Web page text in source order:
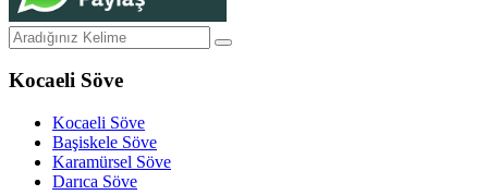
Kocaeli Söve
Kocaeli Söve
Başiskele Söve
Karamürsel Söve
Darıca Söve